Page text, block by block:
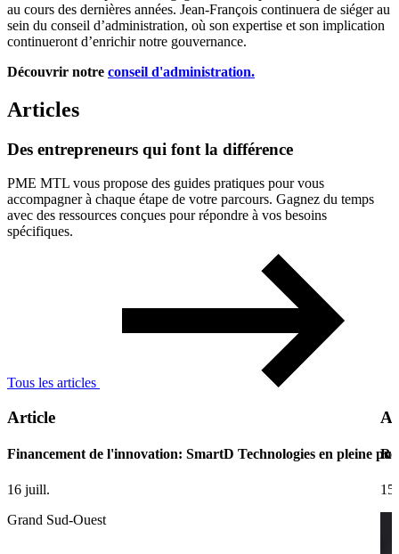
au cours des dernières années. Jean-François continuera de siéger au
sein du conseil d’administration, où son expertise et son implication
continueront d’enrichir notre gouvernance.
Découvrir notre conseil d'administration.
Articles
Des entrepreneurs qui font la différence
PME MTL vous propose des guides pratiques pour vous
accompagner à chaque étape de votre parcours. Gagnez du temps
avec des ressources conçues pour répondre à vos besoins
spécifiques.
Tous les articles
Article
Financement de l'innovation: SmartD Technologies en pleine
16 juill.
Grand Sud-Ouest
15